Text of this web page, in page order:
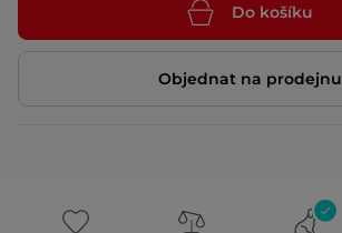
Do košíku
Objednat na prodejnu